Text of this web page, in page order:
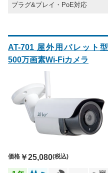
プラグ&プレイ・PoE対応
AT-701 屋外用バレット型
500万画素Wi-Fiカメラ
価格 ￥25,080(税込)